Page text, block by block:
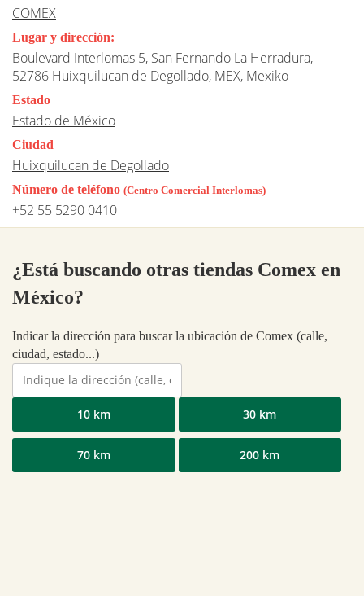
COMEX
Lugar y dirección:
Boulevard Interlomas 5, San Fernando La Herradura,
52786 Huixquilucan de Degollado, MEX, Mexiko
Estado
Estado de México
Ciudad
Huixquilucan de Degollado
Número de teléfono (Centro Comercial Interlomas)
+52 55 5290 0410
¿Está buscando otras tiendas Comex en
México?
Indicar la dirección para buscar la ubicación de Comex (calle,
ciudad, estado...)
10 km 30 km
70 km 200 km